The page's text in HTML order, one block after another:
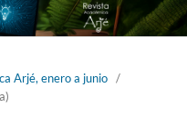
Arjé, enero a junio /